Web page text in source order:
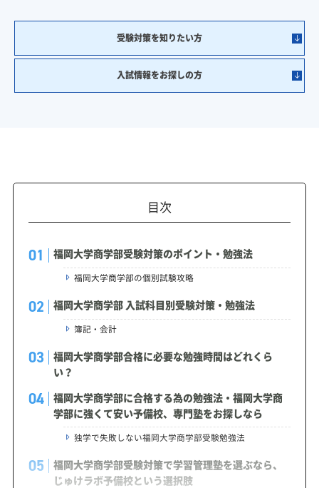
受験対策を知りたい方
入試情報をお探しの方
目次
福岡大学商学部受験対策のポイント・勉強法
福岡大学商学部の個別試験攻略
福岡大学商学部 入試科目別受験対策・勉強法
簿記・会計
福岡大学商学部合格に必要な勉強時間はどれくら
い？
福岡大学商学部に合格する為の勉強法・福岡大学商
学部に強くて安い予備校、専門塾をお探しなら
独学で失敗しない福岡大学商学部受験勉強法
福岡大学商学部受験対策で学習管理塾を選ぶなら、
じゅけラボ予備校という選択肢